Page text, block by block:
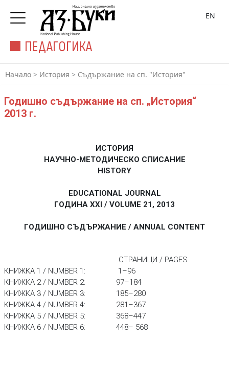
ПЕДАГОГИКА
EN
Начало > История > Съдържание на сп. "История"
Годишно съдържание на сп. „История“
2013 г.
ИСТОРИЯ
НАУЧНО-МЕТОДИЧЕСКО СПИСАНИЕ
HISTORY
EDUCATIONAL JOURNAL
ГОДИНА XXI / VOLUME 21, 2013
ГОДИШНО СЪДЪРЖАНИЕ / ANNUAL CONTENT
СТРАНИЦИ / PAGES
КНИЖКА 1 / NUMBER 1: 1–96
КНИЖКА 2 / NUMBER 2: 97–184
КНИЖКА 3 / NUMBER 3: 185–280
КНИЖКА 4 / NUMBER 4: 281–367
КНИЖКА 5 / NUMBER 5: 368–447
КНИЖКА 6 / NUMBER 6: 448– 568